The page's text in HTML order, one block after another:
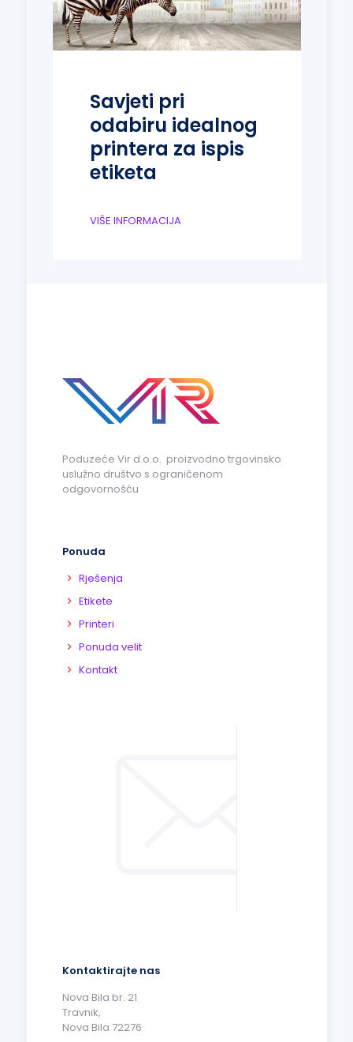
Savjeti pri
odabiru idealnog
printera za ispis
etiketa
VIŠE INFORMACIJA
Poduzeće Vir d.o.o. proizvodno trgovinsko
uslužno društvo s ograničenom
odgovornošću
Ponuda
Rješenja
Etikete
Printeri
Ponuda velit
Kontakt
Kontaktirajte nas
Nova Bila br. 21
Travnik,
Nova Bila 72276